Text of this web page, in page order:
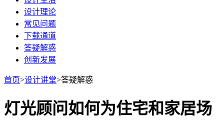
设计理论
常见问题
下载通道
答疑解惑
创新发展
首页>设计讲堂>答疑解惑
灯光顾问如何为住宅和家居场